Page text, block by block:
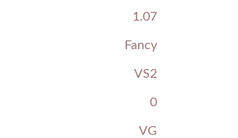
1.07
Fancy
VS2
0
VG